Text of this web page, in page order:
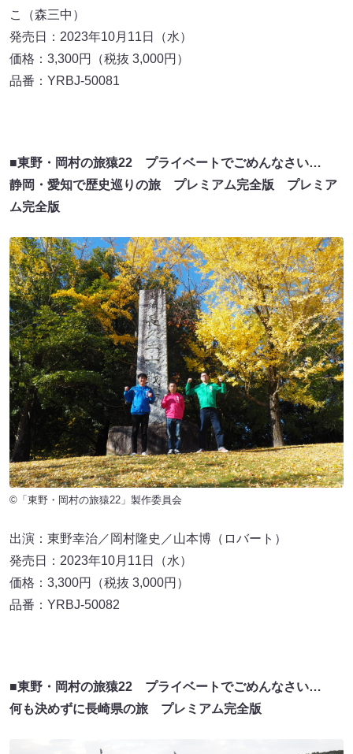
こ（森三中）
発売日：2023年10月11日（水）
価格：3,300円（税抜 3,000円）
品番：YRBJ-50081
■東野・岡村の旅猿22 プライベートでごめんなさい…
静岡・愛知で歴史巡りの旅 プレミアム完全版 プレミア
ム完全版
©「東野・岡村の旅猿22」製作委員会
出演：東野幸治／岡村隆史／山本博（ロバート）
発売日：2023年10月11日（水）
価格：3,300円（税抜 3,000円）
品番：YRBJ-50082
■東野・岡村の旅猿22 プライベートでごめんなさい…
何も決めずに長崎県の旅 プレミアム完全版